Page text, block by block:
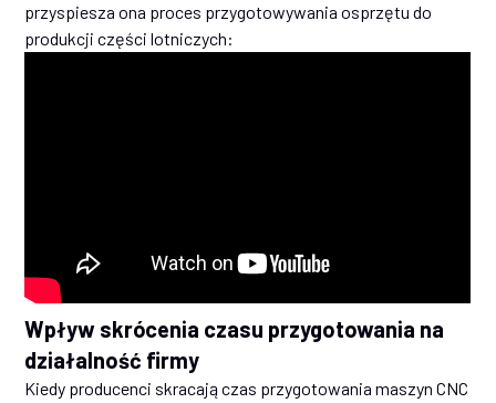
przyspiesza ona proces przygotowywania osprzętu do
produkcji części lotniczych:
Wpływ skrócenia czasu przygotowania na
działalność firmy
Kiedy producenci skracają czas przygotowania maszyn CNC